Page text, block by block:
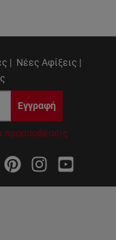
| Νέες Αφίξεις |
Εγγραφή
προϋποθέσεις